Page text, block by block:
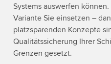
Systems auswerfen
Variante Sie einsetzen –
platzsparenden Konzepte
Qualitätssicherung Ihrer
Grenzen gesetzt.